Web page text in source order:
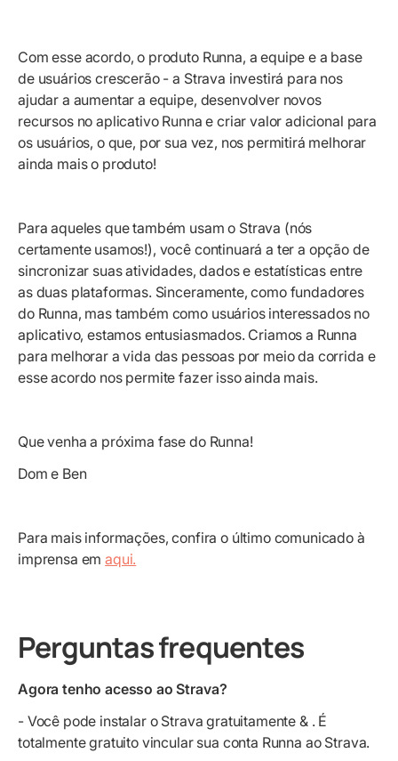
Com esse acordo, o produto Runna, a equipe e a base
de usuários crescerão - a Strava investirá para nos
ajudar a aumentar a equipe, desenvolver novos
recursos no aplicativo Runna e criar valor adicional para
os usuários, o que, por sua vez, nos permitirá melhorar
ainda mais o produto!
Para aqueles que também usam o Strava (nós
certamente usamos!), você continuará a ter a opção de
sincronizar suas atividades, dados e estatísticas entre
as duas plataformas. Sinceramente, como fundadores
do Runna, mas também como usuários interessados no
aplicativo, estamos entusiasmados. Criamos a Runna
para melhorar a vida das pessoas por meio da corrida e
esse acordo nos permite fazer isso ainda mais.
Que venha a próxima fase do Runna!
Dom e Ben
Para mais informações, confira o último comunicado à
imprensa emaqui.
Perguntas frequentes
Agora tenho acesso ao Strava?
- Você pode instalar o Strava gratuitamente & . É
totalmente gratuito vincular sua conta Runna ao Strava.